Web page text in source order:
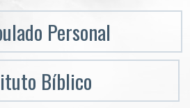
Personal
Bíblico